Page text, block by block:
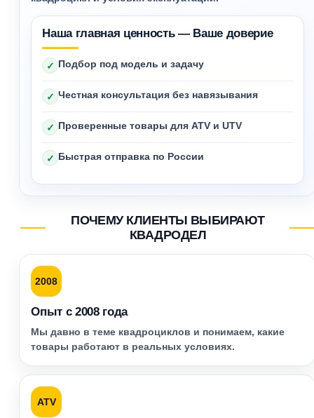
Наша главная ценность — Ваше доверие
✓ Подбор под модель и задачу
✓ Честная консультация без навязывания
✓ Проверенные товары для ATV и UTV
✓ Быстрая отправка по России
ПОЧЕМУ КЛИЕНТЫ ВЫБИРАЮТ
КВАДРОДЕЛ
2008
Опыт с 2008 года
Мы давно в теме квадроциклов и понимаем, какие
товары работают в реальных условиях.
ATV